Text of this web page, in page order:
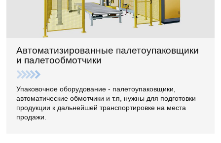
Автоматизированные палетоупаковщики
и палетообмотчики
Упаковочное оборудование - палетоупаковщики,
автоматические обмотчики и т.п, нужны для подготовки
продукции к дальнейшей транспортировке на места
продажи.